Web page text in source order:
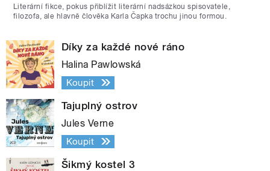
Literární fikce, pokus přiblížit literární nadsázkou spisovatele,
filozofa, ale hlavně člověka Karla Čapka trochu jinou formou.
Díky za každé nové ráno
Halina Pawlowská
Koupit
Tajuplný ostrov
Jules Verne
Koupit
Šikmý kostel 3